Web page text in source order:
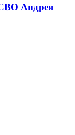
Андрея